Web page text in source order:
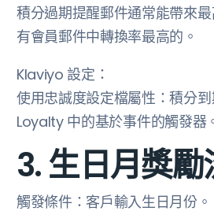
積分過期提醒郵件通常能帶來
有會員郵件中轉換率最高的。
Klaviyo 設定：
使用忠誠度設定檔屬性：積分
Loyalty 中的基於事件的觸發器
3. 生日月獎勵
觸發條件：客戶輸入生日月份。